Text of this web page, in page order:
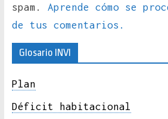
spam. Aprende cómo se
de tus comentarios.
Glosario INVI
Plan
Déficit habitacional